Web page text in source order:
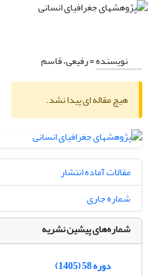
نویسنده =رفیعی، قاسم
هیچ مقاله ای پیدا نشد.
مقالات آماده انتشار
شماره جاری
شماره‌های پیشین نشریه
دوره 58 (1405)